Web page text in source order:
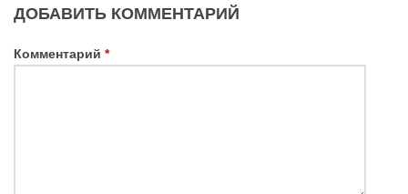
ДОБАВИТЬ КОММЕНТАРИЙ
Комментарий *